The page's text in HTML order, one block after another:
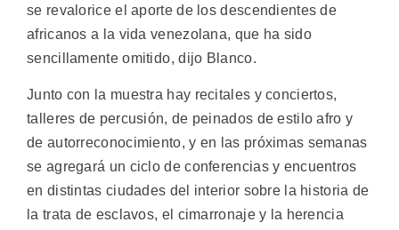
se revalorice el aporte de los descendientes de
africanos a la vida venezolana, que ha sido
sencillamente omitido, dijo Blanco.
Junto con la muestra hay recitales y conciertos,
talleres de percusión, de peinados de estilo afro y
de autorreconocimiento, y en las próximas semanas
se agregará un ciclo de conferencias y encuentros
en distintas ciudades del interior sobre la historia de
la trata de esclavos, el cimarronaje y la herencia